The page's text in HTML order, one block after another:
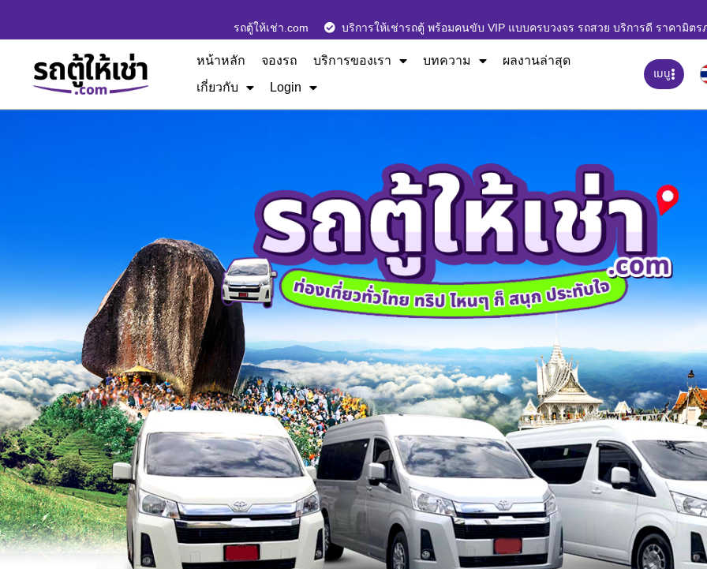
รถตู้ให้เช่า.com บริการให้เช่ารถตู้ พร้อมคนขับ VIP แบบครบวงจร รถสวย บริการดี ราคามิตร
หน้าหลัก จองรถ บริการของเรา บทความ
ผลงานล่าสุด
เกี่ยวกับ
Login
เมนู